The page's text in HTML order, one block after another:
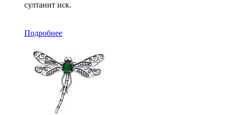
султанит иск.
Подробнее